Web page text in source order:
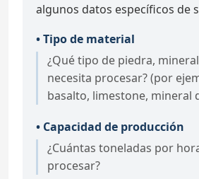
algunos datos específicos de
• Tipo de material
¿Qué tipo de piedra,
necesita procesar? (por
basalto, limestone, mineral
• Capacidad de producción
¿Cuántas toneladas por
procesar?